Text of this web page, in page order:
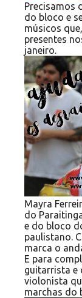
Precisamos
do bloco e
músicos
presentes
janeiro.
Mayra
do
e do bloco
paulistano.
marca o
E para
guitarrista e
violonista
marchas do